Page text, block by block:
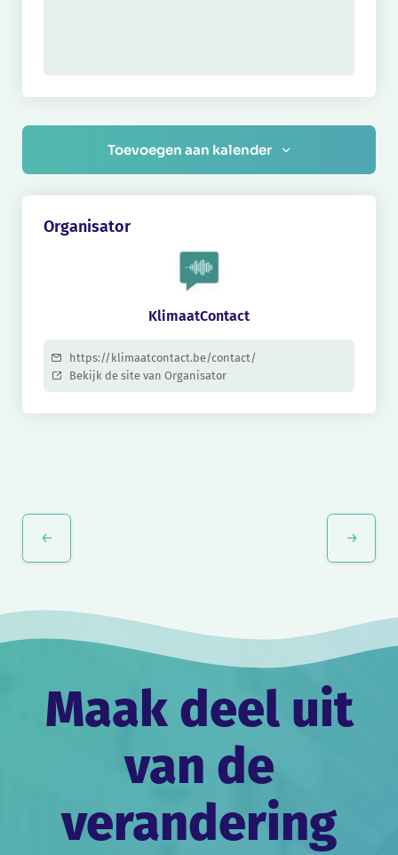
Toevoegen aan kalender
Organisator
KlimaatContact
https://klimaatcontact.be/contact/
Bekijk de site van Organisator
Navigatie
Maak deel uit
van de
verandering